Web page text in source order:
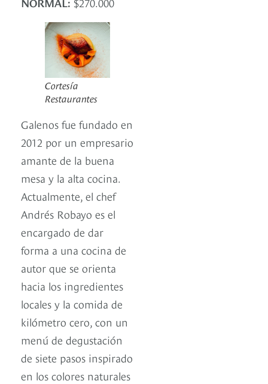
Cortesía
Restaurantes
Galenos fue fundado en
2012 por un empresario
amante de la buena
mesa y la alta cocina.
Actualmente, el chef
Andrés Robayo es el
encargado de dar
forma a una cocina de
autor que se orienta
hacia los ingredientes
locales y la comida de
kilómetro cero, con un
menú de degustación
de siete pasos inspirado
en los colores naturales